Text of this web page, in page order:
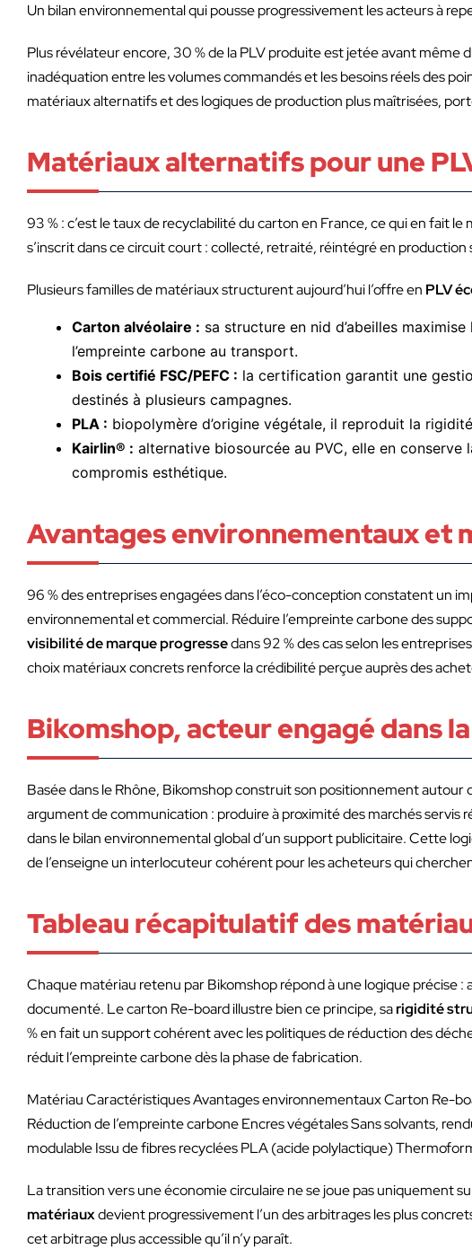
Un bilan environnemental qui pousse progressivement les acteurs à
Plus révélateur encore, 30 % de la PLV produite est jetée avant même
inadéquation entre les volumes commandés et les besoins réels des
matériaux alternatifs et des logiques de production plus maîtrisées,
Matériaux alternatifs pour une
93 % : c’est le taux de recyclabilité du carton en France, ce qui en fait
s’inscrit dans ce circuit court : collecté, retraité, réintégré en
Plusieurs familles de matériaux structurent aujourd’hui l’offre en PLV
Carton alvéolaire : sa structure en nid d’abeilles
l’empreinte carbone au transport.
Bois certifié FSC/PEFC : la certification garantit une
destinés à plusieurs campagnes.
PLA : biopolymère d’origine végétale, il reproduit la
Kairlin® : alternative biosourcée au PVC, elle en
compromis esthétique.
Avantages environnementaux et
96 % des entreprises engagées dans l’éco-conception constatent un
environnemental et commercial. Réduire l’empreinte carbone des
visibilité de marque progressedans 92 % des cas selon les
choix matériaux concrets renforce la crédibilité perçue auprès des
Bikomshop, acteur engagé dans
Basée dans le Rhône, Bikomshop construit son positionnement autour
argument de communication : produire à proximité des marchés
dans le bilan environnemental global d’un support publicitaire. Cette
de l’enseigne un interlocuteur cohérent pour les acheteurs qui
Tableau récapitulatif des
Chaque matériau retenu par Bikomshop répond à une logique précise
documenté. Le carton Re-board illustre bien ce principe, sarigidité
% en fait un support cohérent avec les politiques de réduction des
réduit l’empreinte carbone dès la phase de fabrication.
Matériau Caractéristiques Avantages environnementaux Carton Re-
Réduction de l’empreinte carbone Encres végétales Sans solvants,
modulable Issu de fibres recyclées PLA (acide polylactique)
La transition vers une économie circulaire ne se joue pas uniquement
matériauxdevient progressivement l’un des arbitrages les plus
cet arbitrage plus accessible qu’il n’y paraît.